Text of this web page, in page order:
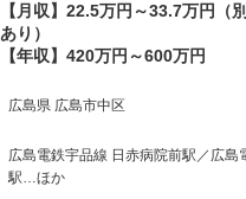
【月収】22.5万円～33.7万円（
あり）
【年収】420万円～600万円
広島県 広島市中区
広島電鉄宇品線 日赤病院前駅／広島
駅…ほか